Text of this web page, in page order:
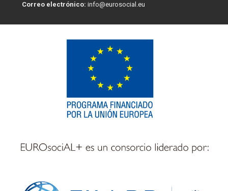
Correo electrónico: info@eurosocial.eu